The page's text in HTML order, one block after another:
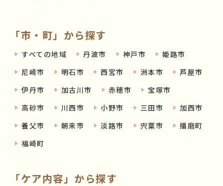
「市・町」から探す
すべての地域 丹波市 神戸市
姫路市
尼崎市
明石市 西宮市 洲本市
芦屋市
伊丹市
加古川市 赤穂市
宝塚市
高砂市
川西市 小野市 三田市
加西市
養父市
朝来市 淡路市 宍粟市
播磨町
福崎町
「ケア内容」から探す